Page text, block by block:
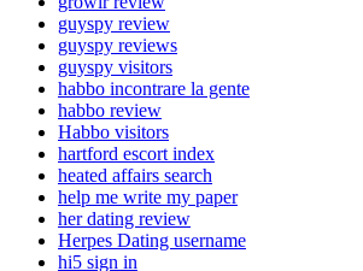
guyspy review
guyspy reviews
guyspy visitors
habbo incontrare la gente
habbo review
Habbo visitors
hartford escort index
heated affairs search
help me write my paper
her dating review
Herpes Dating username
hi5 sign in